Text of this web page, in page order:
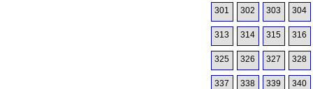
301 302 303 304
313 314 315 316
325 326 327 328
337 338 339 340